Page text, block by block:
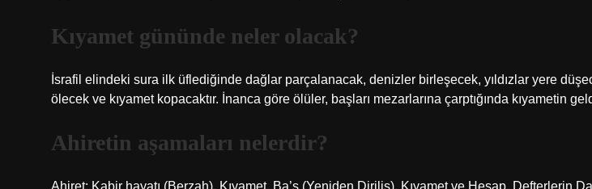
Kıyamet gününde neler olacak?
İsrafil elindeki sura ilk üflediğinde dağlar parçalanacak, denizler birleşecek, yıldızlar yere
ölecek ve kıyamet kopacaktır. İnanca göre ölüler, başları mezarlarına çarptığında kıyametin
Ahiretin aşamaları nelerdir?
Ahiret; Kabir hayatı (Berzah), Kıyamet, Ba’s (Yeniden Diriliş), Kıyamet ve Hesap, Defterlerin